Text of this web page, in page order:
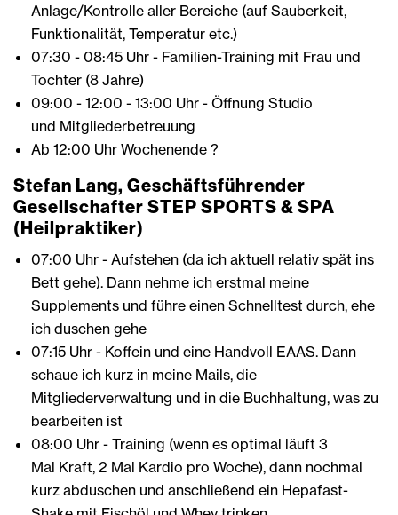
Anlage/Kontrolle aller Bereiche (auf Sauberkeit,
Funktionalität, Temperatur etc.)
07:30 - 08:45 Uhr - Familien-Training mit Frau und
Tochter (8 Jahre)
09:00 - 12:00 - 13:00 Uhr - Öffnung Studio
und Mitgliederbetreuung
Ab 12:00 Uhr Wochenende ?
Stefan Lang, Geschäftsführender
Gesellschafter STEP SPORTS & SPA
(Heilpraktiker)
07:00 Uhr - Aufstehen (da ich aktuell relativ spät ins
Bett gehe). Dann nehme ich erstmal meine
Supplements und führe einen Schnelltest durch, ehe
ich duschen gehe
07:15 Uhr - Koffein und eine Handvoll EAAS. Dann
schaue ich kurz in meine Mails, die
Mitgliederverwaltung und in die Buchhaltung, was zu
bearbeiten ist
08:00 Uhr - Training (wenn es optimal läuft 3
Mal Kraft, 2 Mal Kardio pro Woche), dann nochmal
kurz abduschen und anschließend ein Hepafast-